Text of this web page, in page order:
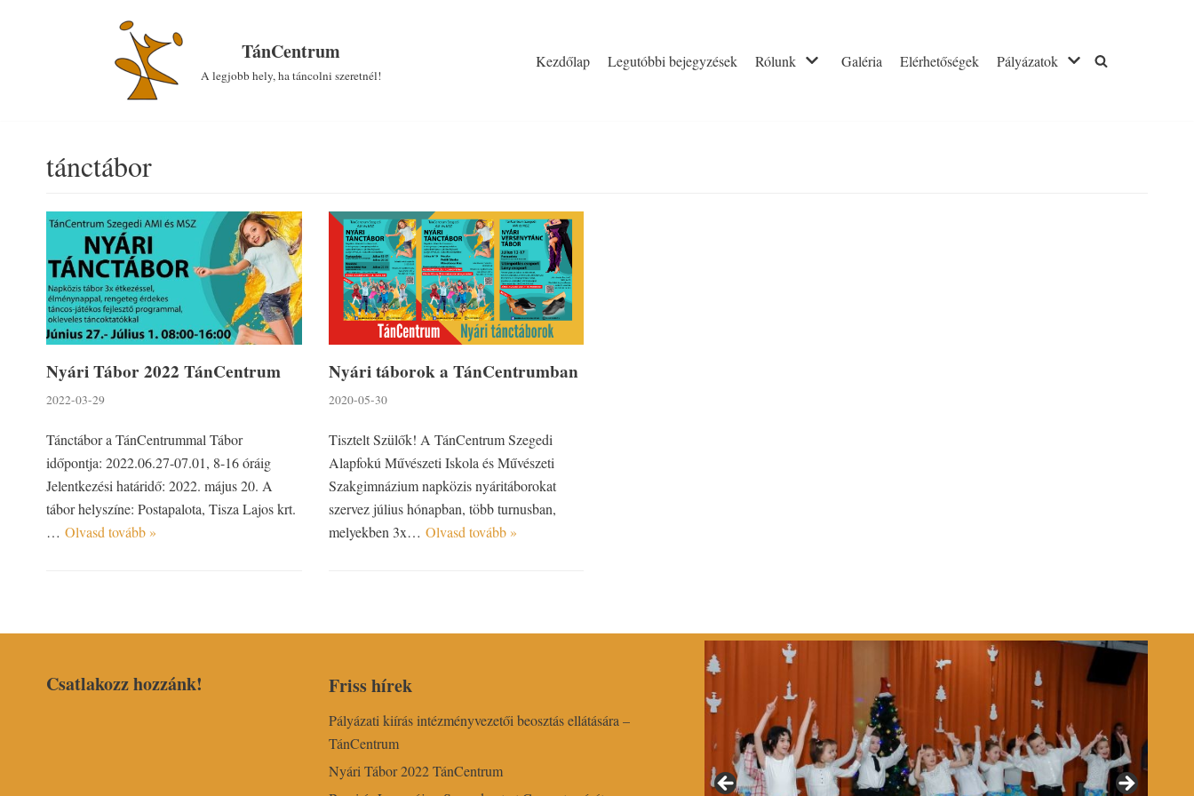
TánCentrum
A legjobb hely, ha táncolni szeretnél!
Kezdőlap Legutóbbi bejegyzések Rólunk Galéria Elérhetőségek Pályázatok
tánctábor
Nyári Tábor 2022 TánCentrum
2022-03-29
Tánctábor a TánCentrummal Tábor
időpontja: 2022.06.27-07.01, 8-16 óráig
Jelentkezési határidő: 2022. május 20. A
tábor helyszíne: Postapalota, Tisza Lajos krt.
… Olvasd tovább »
Nyári táborok a TánCentrumban
2020-05-30
Tisztelt Szülők! A TánCentrum Szegedi
Alapfokú Művészeti Iskola és Művészeti
Szakgimnázium napközis nyáritáborokat
szervez július hónapban, több turnusban,
melyekben 3x… Olvasd tovább »
Csatlakozz hozzánk! Friss hírek
Pályázati kiírás intézményvezetői beosztás ellátására –
TánCentrum
Nyári Tábor 2022 TánCentrum